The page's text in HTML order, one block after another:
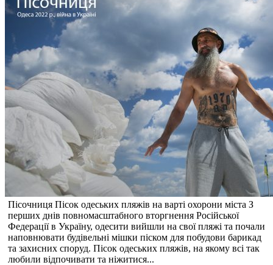
Пісочниця Пісок одеських пляжів на варті охорони міста З
перших днів повномасштабного вторгнення Російської
Федерації в Україну, одесити вийшли на свої пляжі та почали
наповнювати будівельні мішки піском для побудови барикад
та захисних споруд. Пісок одеських пляжів, на якому всі так
любили відпочивати та ніжитися...